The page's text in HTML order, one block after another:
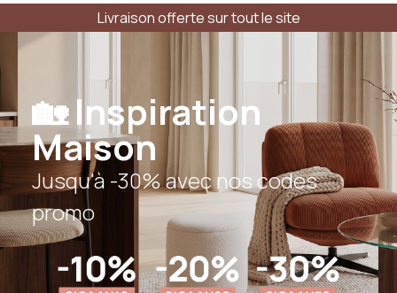
Livraison offerte sur tout le site
🏡 Inspiration
Maison
Jusqu'à -30% avec nos codes
promo